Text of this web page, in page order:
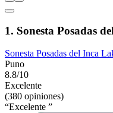
1. Sonesta Posadas
Sonesta Posadas del Inca
Puno
8.8/10
Excelente
(380 opiniones)
“Excelente ”